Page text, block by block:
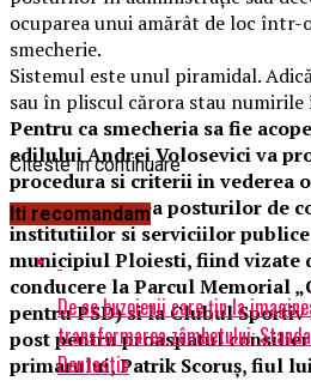
ocuparea unui amărât de loc
smecherie.
Sistemul este unul piramidal.
sau în pliscul cărora stau
Pentru ca smecheria sa fie
edilului Andrei Volosevici va
procedura si criterii in vederea
pentru ocuparea posturilor de
institutiilor si serviciilor
municipiul Ploiesti, fiind vizate
conducere la Parcul Memorial
pentru PSD) si la Clubul
post pentru proaspatul
primarului, Patrik Scoruş, fiul
Citeste in continuare
Iti recomandam
De ce buzoienii care țin la
transformarea zâmbetului:
Dentastic